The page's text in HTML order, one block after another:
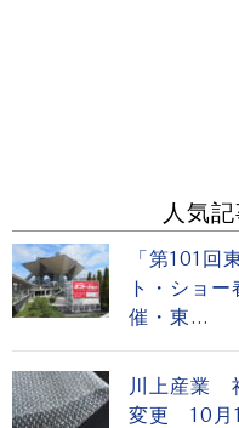
人気
「第101回
ト・ショ
催・東...
川上産業
変更 10月